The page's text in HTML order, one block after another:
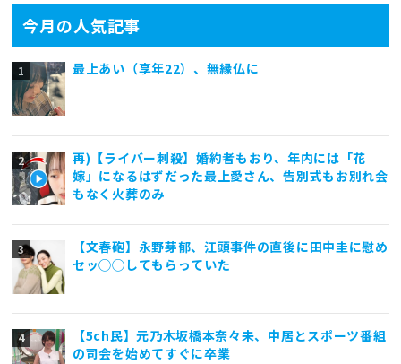
今月の人気記事
最上あい（享年22）、無縁仏に
再)【ライバー刺殺】婚約者もおり、年内には「花
嫁」になるはずだった最上愛さん、告別式もお別れ会
もなく火葬のみ
【文春砲】永野芽郁、江頭事件の直後に田中圭に慰め
セッ◯◯してもらっていた
【5ch民】元乃木坂橋本奈々未、中居とスポーツ番組
の司会を始めてすぐに卒業